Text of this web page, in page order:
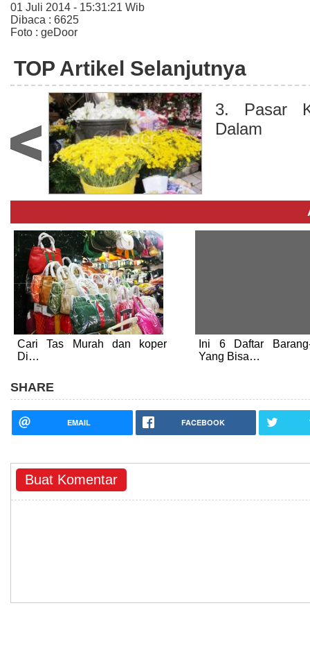
01 Juli 2014 - 15:31:21 Wib
Dibaca : 6625
Foto : geDoor
TOP Artikel Selanjutnya
3. Pasar
Dalam
Cari Tas Murah dan koper
Di…
Ini 6 Daftar
Yang Bisa…
SHARE
EMAIL FACEBOOK
Buat Komentar